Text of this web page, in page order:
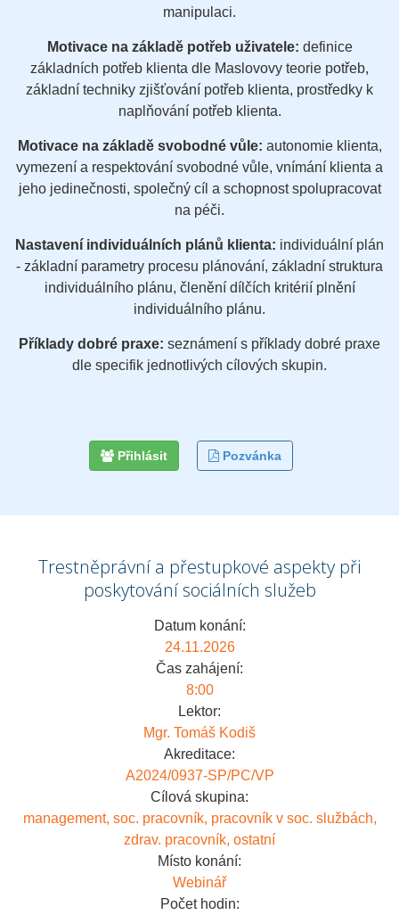
manipulaci.
Motivace na základě potřeb uživatele: definice
základních potřeb klienta dle Maslovovy teorie potřeb,
základní techniky zjišťování potřeb klienta, prostředky k
naplňování potřeb klienta.
Motivace na základě svobodné vůle: autonomie klienta,
vymezení a respektování svobodné vůle, vnímání klienta a
jeho jedinečnosti, společný cíl a schopnost spolupracovat
na péči.
Nastavení individuálních plánů klienta: individuální plán
- základní parametry procesu plánování, základní struktura
individuálního plánu, členění dílčích kritérií plnění
individuálního plánu.
Příklady dobré praxe: seznámení s příklady dobré praxe
dle specifik jednotlivých cílových skupin.
Přihlásit Pozvánka
Trestněprávní a přestupkové aspekty při
poskytování sociálních služeb
Datum konání:
24.11.2026
Čas zahájení:
8:00
Lektor:
Mgr. Tomáš Kodiš
Akreditace:
A2024/0937-SP/PC/VP
Cílová skupina:
management, soc. pracovník, pracovník v soc. službách,
zdrav. pracovník, ostatní
Místo konání:
Webinář
Počet hodin: